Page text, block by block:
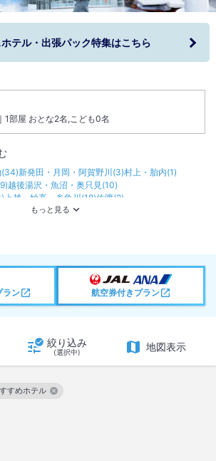
テル・出張パック特集はこちら
1部屋 おとな2名,こども0名
(34)新発田・月岡・阿賀野川 (3)村上・胎内(1)
)越後湯沢・魚沼・奥只見(10)
) 上越・妙高・糸魚川(18)佐渡(2)
ラン 航空券付きプラン
絞り込み
(選択中) 地図表示
すめホテル